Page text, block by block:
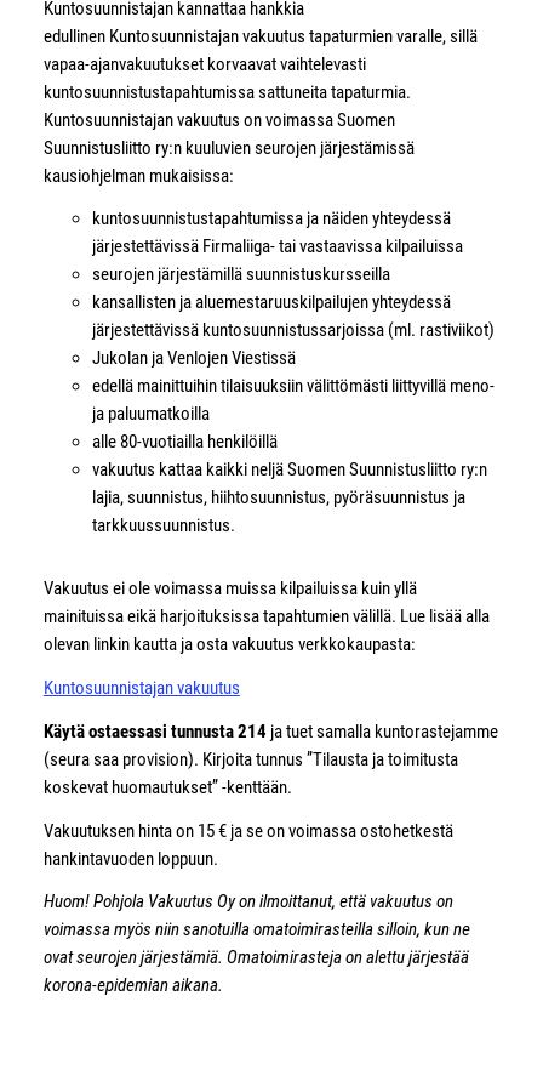
Kuntosuunnistajan kannattaa hankkia
edullinen Kuntosuunnistajan vakuutus tapaturmien varalle, sillä
vapaa-ajanvakuutukset korvaavat vaihtelevasti
kuntosuunnistustapahtumissa sattuneita tapaturmia.
Kuntosuunnistajan vakuutus on voimassa Suomen
Suunnistusliitto ry:n kuuluvien seurojen järjestämissä
kausiohjelman mukaisissa:
kuntosuunnistustapahtumissa ja näiden yhteydessä
järjestettävissä Firmaliiga- tai vastaavissa kilpailuissa
seurojen järjestämillä suunnistuskursseilla
kansallisten ja aluemestaruuskilpailujen yhteydessä
järjestettävissä kuntosuunnistussarjoissa (ml. rastiviikot)
Jukolan ja Venlojen Viestissä
edellä mainittuihin tilaisuuksiin välittömästi liittyvillä meno-
ja paluumatkoilla
alle 80-vuotiailla henkilöillä
vakuutus kattaa kaikki neljä Suomen Suunnistusliitto ry:n
lajia, suunnistus, hiihtosuunnistus, pyöräsuunnistus ja
tarkkuussuunnistus.
Vakuutus ei ole voimassa muissa kilpailuissa kuin yllä
mainituissa eikä harjoituksissa tapahtumien välillä. Lue lisää alla
olevan linkin kautta ja osta vakuutus verkkokaupasta:
Kuntosuunnistajan vakuutus
Käytä ostaessasi tunnusta 214 ja tuet samalla kuntorastejamme
(seura saa provision). Kirjoita tunnus ”Tilausta ja toimitusta
koskevat huomautukset” -kenttään.
Vakuutuksen hinta on 15 € ja se on voimassa ostohetkestä
hankintavuoden loppuun.
Huom! Pohjola Vakuutus Oy on ilmoittanut, että vakuutus on
voimassa myös niin sanotuilla omatoimirasteilla silloin, kun ne
ovat seurojen järjestämiä. Omatoimirasteja on alettu järjestää
korona-epidemian aikana.